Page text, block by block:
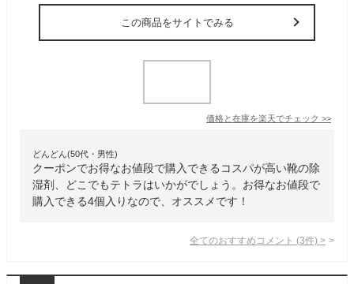
この商品をサイトでみる
価格と在庫を楽天でチェック >>
どんどん(50代・男性)
クーポンでお得なお値段で購入できるコスパが高い靴の除
湿剤、どこでもテトラはいかがでしょう。お得なお値段で
購入できる4個入りなので、オススメです！
全てのおすすめコメント (3件) >